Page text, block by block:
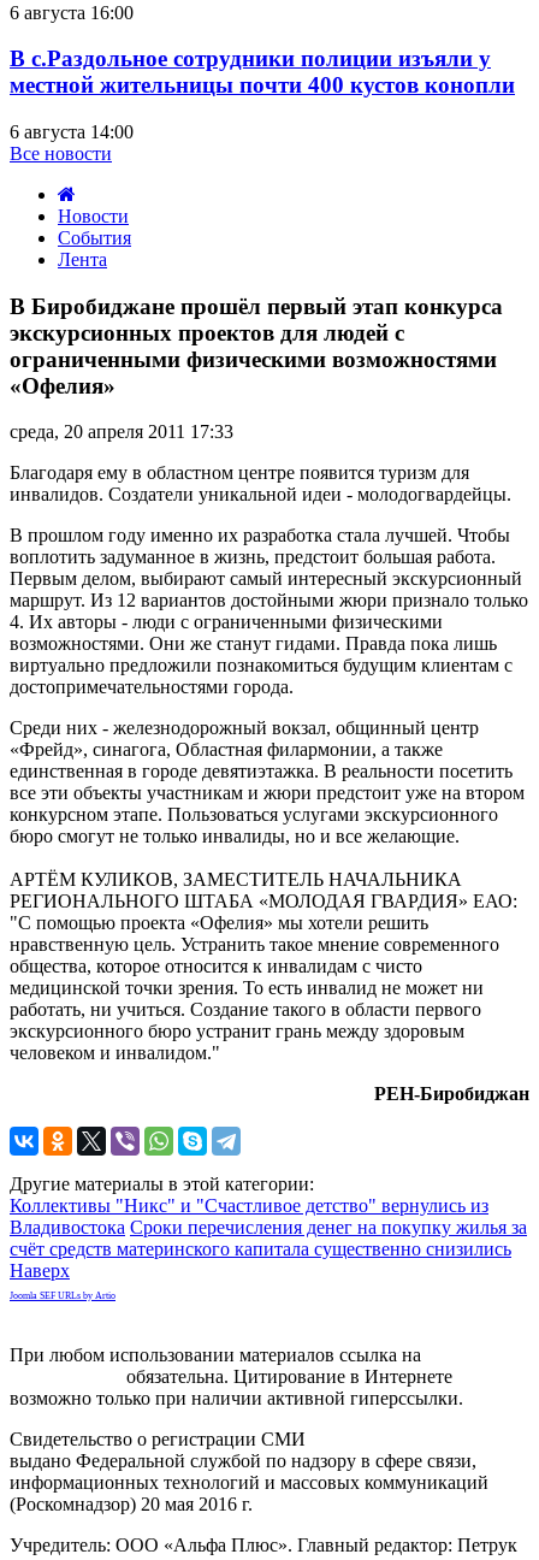
6 августа 16:00
В с.Раздольное сотрудники полиции изъяли у
местной жительницы почти 400 кустов конопли
6 августа 14:00
Все новости
Новости
События
Лента
Биробиджане
прошёл
первый
этап
конкурса
проектов
людей
с
физическими
возможностями
«Офелия»
В Биробиджане прошёл первый этап конкурса
экскурсионных проектов для людей с
ограниченными физическими возможностями
«Офелия»
среда, 20 апреля 2011 17:33
Благодаря ему в областном центре появится туризм для
инвалидов. Создатели уникальной идеи - молодогвардейцы.
В прошлом году именно их разработка стала лучшей. Чтобы
воплотить задуманное в жизнь, предстоит большая работа.
Первым делом, выбирают самый интересный экскурсионный
маршрут. Из 12 вариантов достойными жюри признало только
4. Их авторы - люди с ограниченными физическими
возможностями. Они же станут гидами. Правда пока лишь
виртуально предложили познакомиться будущим клиентам с
достопримечательностями города.
Среди них - железнодорожный вокзал, общинный центр
«Фрейд», синагога, Областная филармонии, а также
единственная в городе девятиэтажка. В реальности посетить
все эти объекты участникам и жюри предстоит уже на втором
конкурсном этапе. Пользоваться услугами экскурсионного
бюро смогут не только инвалиды, но и все желающие.
АРТЁМ КУЛИКОВ, ЗАМЕСТИТЕЛЬ НАЧАЛЬНИКА
РЕГИОНАЛЬНОГО ШТАБА «МОЛОДАЯ ГВАРДИЯ» ЕАО:
"С помощью проекта «Офелия» мы хотели решить
нравственную цель. Устранить такое мнение современного
общества, которое относится к инвалидам с чисто
медицинской точки зрения. То есть инвалид не может ни
работать, ни учиться. Создание такого в области первого
экскурсионного бюро устранит грань между здоровым
человеком и инвалидом."
РЕН-Биробиджан
Другие материалы в этой категории:
Коллективы "Никс" и "Счастливое детство" вернулись из
Владивостока Сроки перечисления денег на покупку жилья за
счёт средств материнского капитала существенно снизились
Наверх
Joomla SEF URLs by Artio
При любом использовании материалов ссылка на
обязательна. Цитирование в Интернете
возможно только при наличии активной гиперссылки.
Свидетельство о регистрации СМИ
выдано Федеральной службой по надзору в сфере связи,
информационных технологий и массовых коммуникаций
(Роскомнадзор) 20 мая 2016 г.
Учредитель: ООО «Альфа Плюс». Главный редактор: Петрук